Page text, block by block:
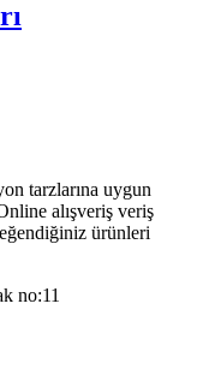
tarzlarına uygun
alışveriş veriş
ürünleri
no:11